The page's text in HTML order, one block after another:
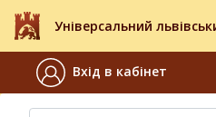
Універсальний
Вхід в кабінет